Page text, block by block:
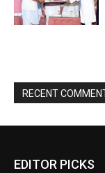
EDITOR PICKS